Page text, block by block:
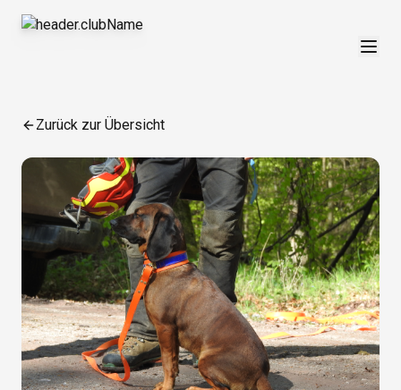
Zurück zur Übersicht